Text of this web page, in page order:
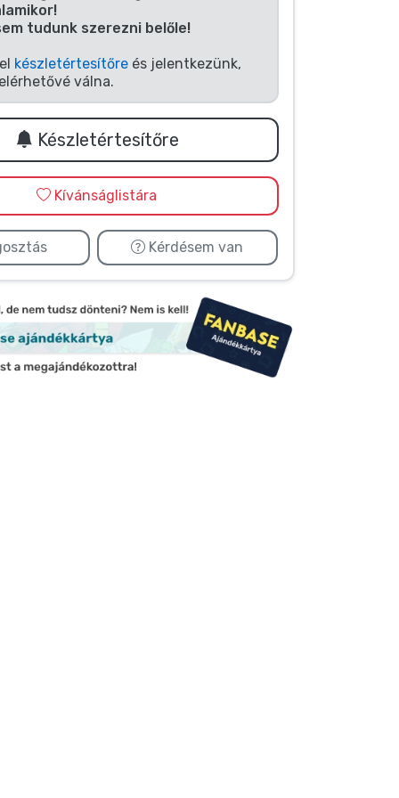
tudunk szerezni belőle!
készletértesítőre és jelentkezünk,
válna.
Készletértesítőre
Kívánságlistára
Kérdésem van